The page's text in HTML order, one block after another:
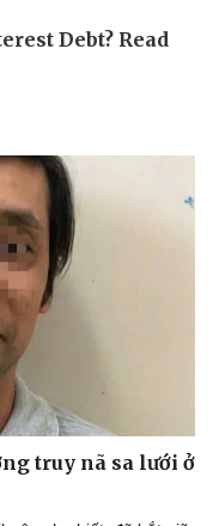
truy nã sa lưới ở